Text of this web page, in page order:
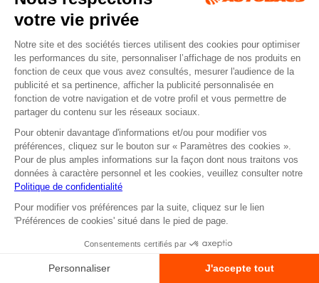
de préserver l’état des jantes.
Toujours du côté du grand manufacturier
les
nouveaux pneus Primacy 4. La marque que l’on ne
présente
plus a imaginé ce pneu haut de gamme qui offre un très haut
niveau de sécurité. En effet
, en plus de leur longévité très
intéressante, ces pneus sont conçus pour offrir une excellente
performance de freinage sursolmouillé. Si vous vivez dans une
région particulièrement pluvieuse, optez pour les pneus
apporte aux pneus une adhérence parfaite même lors de fortes
pluies. Offrez le meilleur à votreautomobilede tourisme en
choisissant ce type detechnologies de pneus, qui vous font
également réaliser des économies de carburant.
Les autres critères de choix pour
vos pneus tourisme
de s’y retrouver. Parmi nos nombreux modèles à la vente, vous